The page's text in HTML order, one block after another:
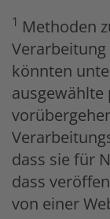
1 Methoden
könnten
ausgewählte
dass sie für
dass
von einer